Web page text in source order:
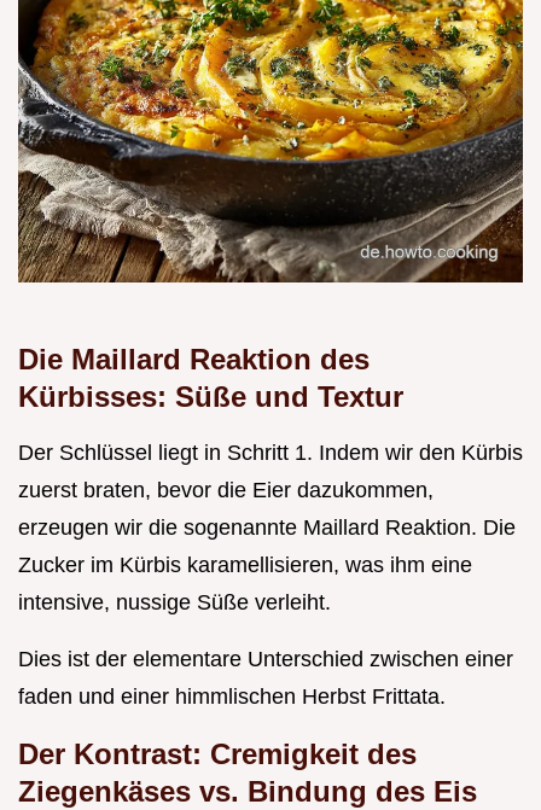
Die Maillard Reaktion des
Kürbisses: Süße und Textur
Der Schlüssel liegt in Schritt 1. Indem wir den Kürbis
zuerst braten, bevor die Eier dazukommen,
erzeugen wir die sogenannte Maillard Reaktion. Die
Zucker im Kürbis karamellisieren, was ihm eine
intensive, nussige Süße verleiht.
Dies ist der elementare Unterschied zwischen einer
faden und einer himmlischen Herbst Frittata.
Der Kontrast: Cremigkeit des
Ziegenkäses vs. Bindung des Eis